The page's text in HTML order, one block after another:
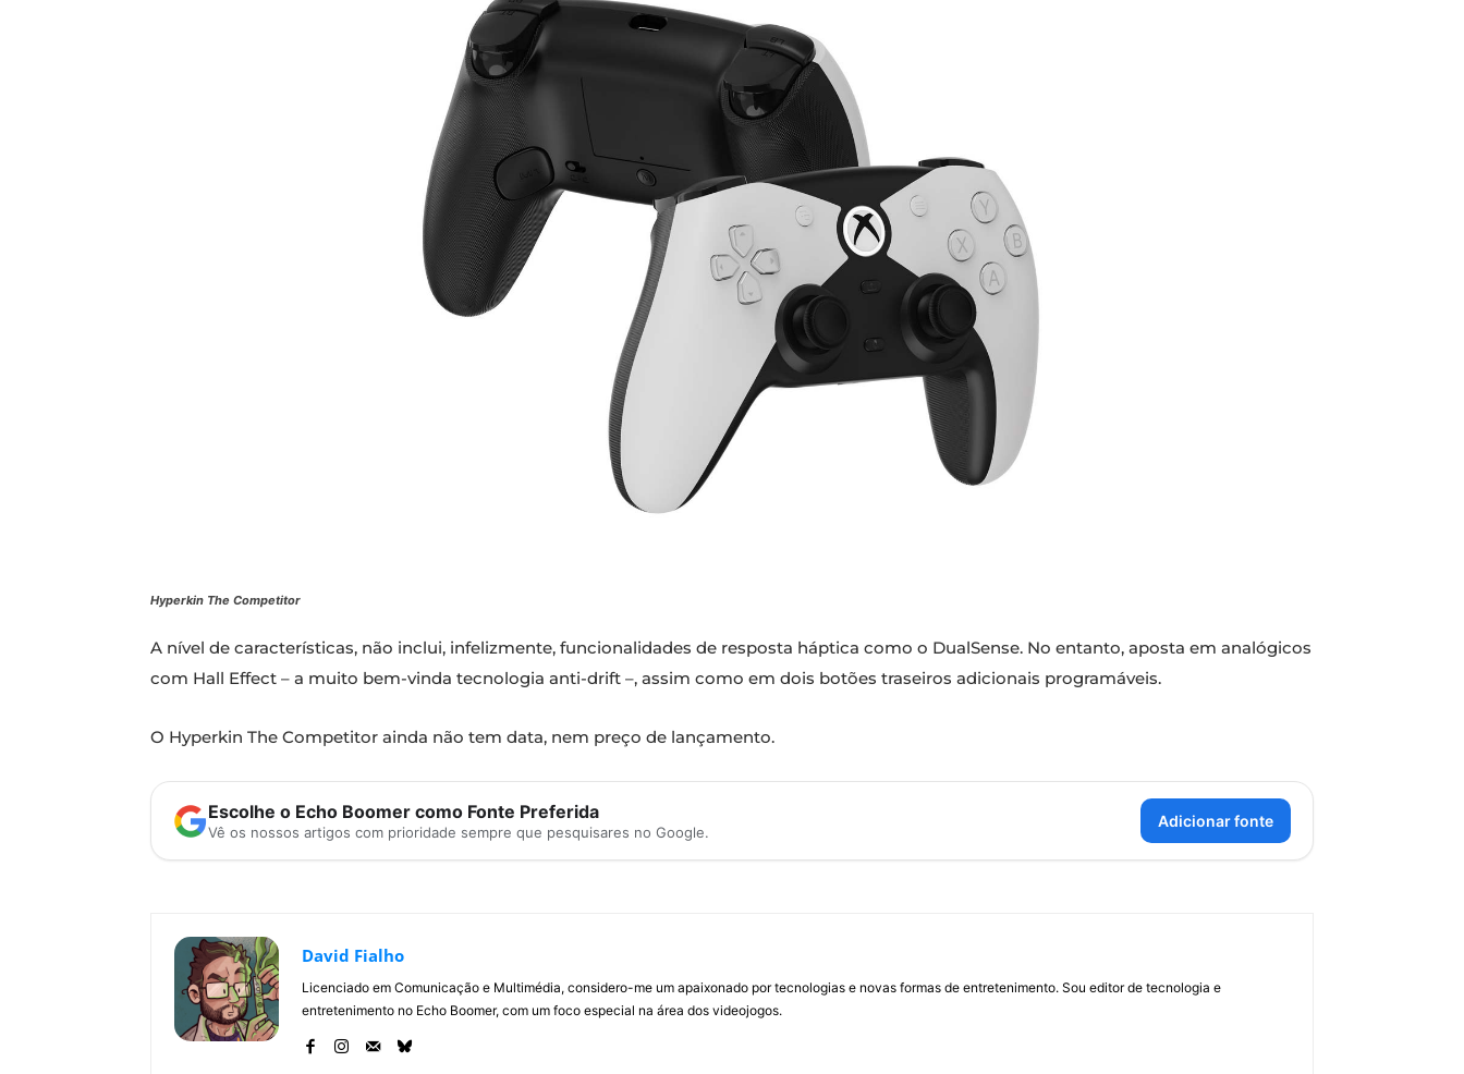
Hyperkin The Competitor
A nível de características, não inclui, infelizmente, funcionalidades de resposta háptica como o DualSense. No entanto, aposta em analógicos
com Hall Effect – a muito bem-vinda tecnologia anti-drift –, assim como em dois botões traseiros adicionais programáveis.
O Hyperkin The Competitor ainda não tem data, nem preço de lançamento.
Escolhe o Echo Boomer como Fonte Preferida
Vê os nossos artigos com prioridade sempre que pesquisares no Google.
Adicionar fonte
David Fialho
Licenciado em Comunicação e Multimédia, considero-me um apaixonado por tecnologias e novas formas de entretenimento. Sou editor de tecnologia e
entretenimento no Echo Boomer, com um foco especial na área dos videojogos.